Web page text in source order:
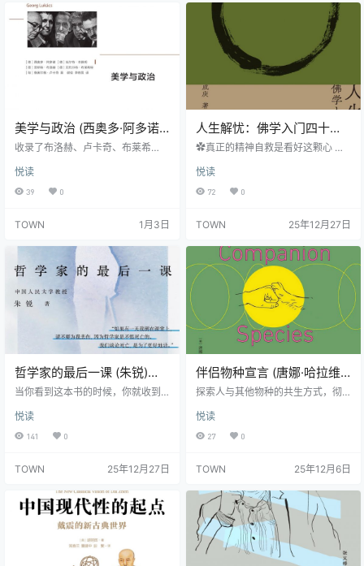
外科医生经验与流畅的文笔，讲述
了一个个伤感而发人深省的故事，
对在21世纪变老意味着什么进行了
清醒、深入的探索。本书富有洞
见、感人至深，并为我们提供了实
用的路线图，…
多或少地有赖于其所由兴起的文
明、以前各种思想体系的性质，及
其创始者的个性；它又反过来对当
代和后代的思想和制度发生很大的
影响。所以哲学史必须力求把每一
种宇宙观放在它…
美学与政治 (西奥多·阿多诺)
(epub,azw3,pdf)
收录了布洛赫、卢卡奇、布莱希
西方马克思主义艺术批评家对美学
与政治问题讨论的重要文章。这些
学与文化批判等诸领域都有巨的大
某种意义上奠定了二十世纪批判性
文艺理论的基础、提供了最核心的
概念和方法论体系，其影响力覆盖
整个当代西方文化思想领域。 原书
主体部分共四个部分，分别为：写
悦读
39 0
TOWN 1月3日
人生解忧：佛学入门四十讲
(成庆) (epub,azw3,pdf)
✿真正的精神自救是看好这颗心 ✿
境，重拾内心安顿的力量 ✿治愈几
万人的课程汇集成书，附禅修入门
危机之下，何处寻找安心之道？ 本
入门读物。从现代人的日常和体验
出发，用通俗易懂的语言拆解佛学
看似玄妙的概念，用佛学真正的精
神关切，来回应当代人种种的心灵
追问，帮…
悦读
72 0
TOWN 25年12月27日
哲学家的最后一课 (朱锐)
(epub,azw3,pdf)
当你看到这本书的时候，你就收到
别。 被医学宣布仅剩数十天的生
命，每天都在体验身体的疼痛与功
畏惧，并将对生命和死亡的思考带
是生命的一部分，我们谈论死亡，
是为了更好地活。 这本书正是源自
作者朱锐在生命最后的十日对谈，
一门哲学课，汇集了他在哲学研究
悦读
141 0
TOWN 25年12月27日
伴侣物种宣言 (唐娜·哈拉维)
(epub,azw3)
探索人与其他物种的共生方式，彻
解！ 在与人类的共同生活中，狗一
直扮演着重要的角色，它们一同参
过程中充当了殖民者的恐怖工具；
是最具灵性的一种武器；追踪猎犬
不仅能吓住奴隶和囚犯，也救助了
迷路儿童和地震灾民……它们不是家
中的“毛孩子”，而是人类进化中的重
要“同伙”，我们塑造了彼此的生命
悦读
27 0
TOWN 25年12月6日